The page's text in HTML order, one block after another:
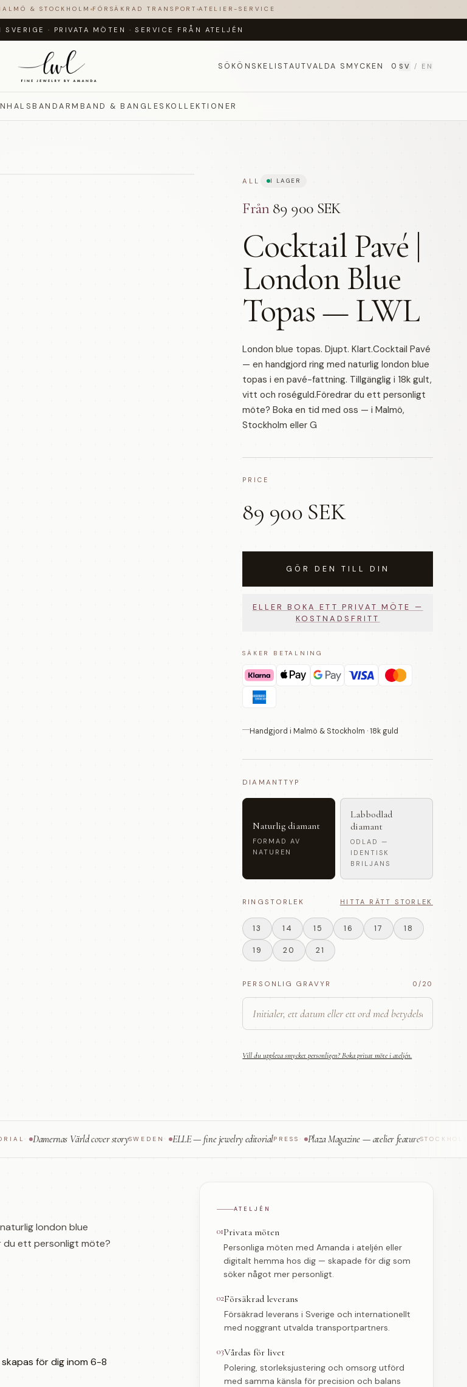
& STOCKHOLM FÖRSÄKRAD TRANSPORT ATELIER-SERVICE
SVERIGE · PRIVATA MÖTEN ·SERVICE FRÅN ATELJÉN
SÖKÖNSKELISTAUTVALDA SMYCKEN 0 SV / EN
HALSBANDARMBAND & BANGLES KOLLEKTIONER
ALL I LAGER
Från 89 900 SEK
Cocktail Pavé |
London Blue
Topas — LWL
London blue topas. Djupt. Klart.Cocktail Pavé
— en handgjord ring med naturlig london blue
topas i en pavé-fattning. Tillgänglig i 18k gult,
vitt och roséguld.Föredrar du ett personligt
möte? Boka en tid med oss — i Malmö,
Stockholm eller G
PRICE
89 900 SEK
GÖR DEN TILL DIN
ELLER BOKA ETT PRIVAT MÖTE —
KOSTNADSFRITT
SÄKER BETALNING
Handgjord i Malmö & Stockholm · 18k guld
DIAMANTTYP
Naturlig diamant
FORMAD AV
NATUREN
Labbodlad
diamant
ODLAD —
IDENTISK
BRILJANS
RINGSTORLEK HITTA RÄTT STORLEK
13 14 15 16 17 18
19 20 21
PERSONLIG GRAVYR 0 /20
Vill du uppleva smycket personligen? Boka privat möte i ateljén.
Damernas Värld cover storySWEDEN· ELLE — fine jewelry editorial PRESS· Plaza Magazine — atelier featureSTOCKHOLM ·
london blue
du ett personligt möte?
för dig inom 6-8
ATELJÉN
01Privata möten
Personliga möten med Amanda i ateljén eller
digitalt hemma hos dig — skapade för dig som
söker något mer personligt.
02Försäkrad leverans
Försäkrad leverans i Sverige och internationellt
med noggrant utvalda transportpartners.
03Vårdas för livet
Polering, storleksjustering och omsorg utförd
med samma känsla för precision och balans